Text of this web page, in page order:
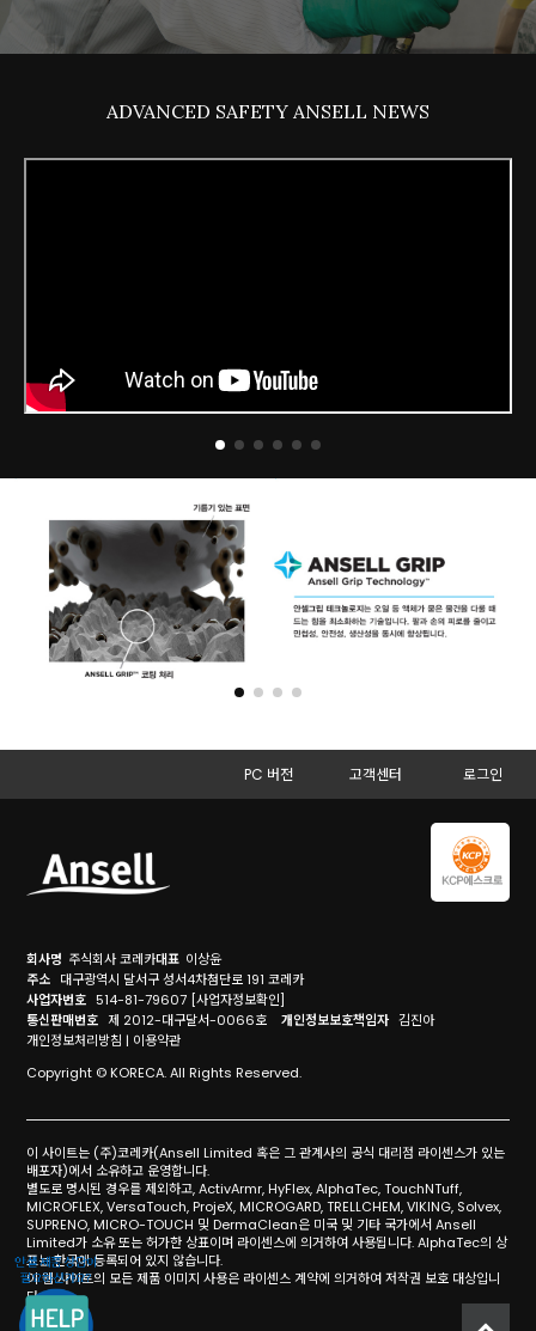
ADVANCED SAFETY ANSELL NEWS
PC 버전 고객센터 로그인
회사명 주식회사 코레카대표 이상윤
주소 대구광역시 달서구 성서4차첨단로 191 코레카
사업자번호 514-81-79607 [사업자정보확인]
통신판매번호 제 2012-대구달서-0066호개인정보보호책임자 김진아
개인정보처리방침 | 이용약관
Copyright © KORECA. All Rights Reserved.
이 사이트는 (주)코레카(Ansell Limited 혹은 그 관계사의 공식 대리점 라이센스가 있는
배포자)에서 소유하고 운영합니다.
별도로 명시된 경우를 제외하고, ActivArmr, HyFlex, AlphaTec, TouchNTuff,
MICROFLEX, VersaTouch, ProjeX, MICROGARD, TRELLCHEM, VIKING, Solvex,
SUPRENO, MICRO-TOUCH 및 DermaClean은 미국 및 기타 국가에서 Ansell
Limited가 소유 또는 허가한 상표이며 라이센스에 의거하여 사용됩니다. AlphaTec의 상
표는 한국에 등록되어 있지 않습니다.
이 웹 사이트의 모든 제품 이미지 사용은 라이센스 계약에 의거하여 저작권 보호 대상입니
다.